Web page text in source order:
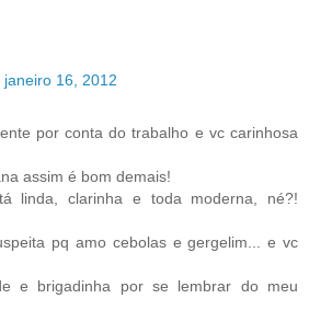
16, 2012
por conta do trabalho e vc carinhosa
assim é bom demais!
linda, clarinha e toda moderna, né?!
pq amo cebolas e gergelim... e vc
e brigadinha por se lembrar do meu